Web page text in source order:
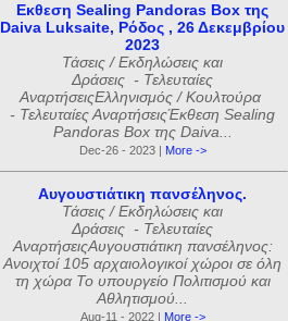
Εκθεση Sealing Pandoras Box της
Daiva Luksaite, Ρόδος , 26 Δεκεμβρίου
2023
Τάσεις / Εκδηλώσεις και
Δράσεις - Τελευταίες
ΑναρτήσειςΕλληνισμός / Κουλτούρα
- Τελευταίες ΑναρτήσειςΈκθεση Sealing
Pandoras Box της Daiva...
Dec-26 - 2023 | More ->
Αυγουστιάτικη πανσέληνος.
Τάσεις / Εκδηλώσεις και
Δράσεις - Τελευταίες
ΑναρτήσειςΑυγουστιάτικη πανσέληνος:
Ανοιχτοί 105 αρχαιολογικοί χώροι σε όλη
τη χώρα Το υπουργείο Πολιτισμού και
Αθλητισμού...
Aug-11 - 2022 | More ->